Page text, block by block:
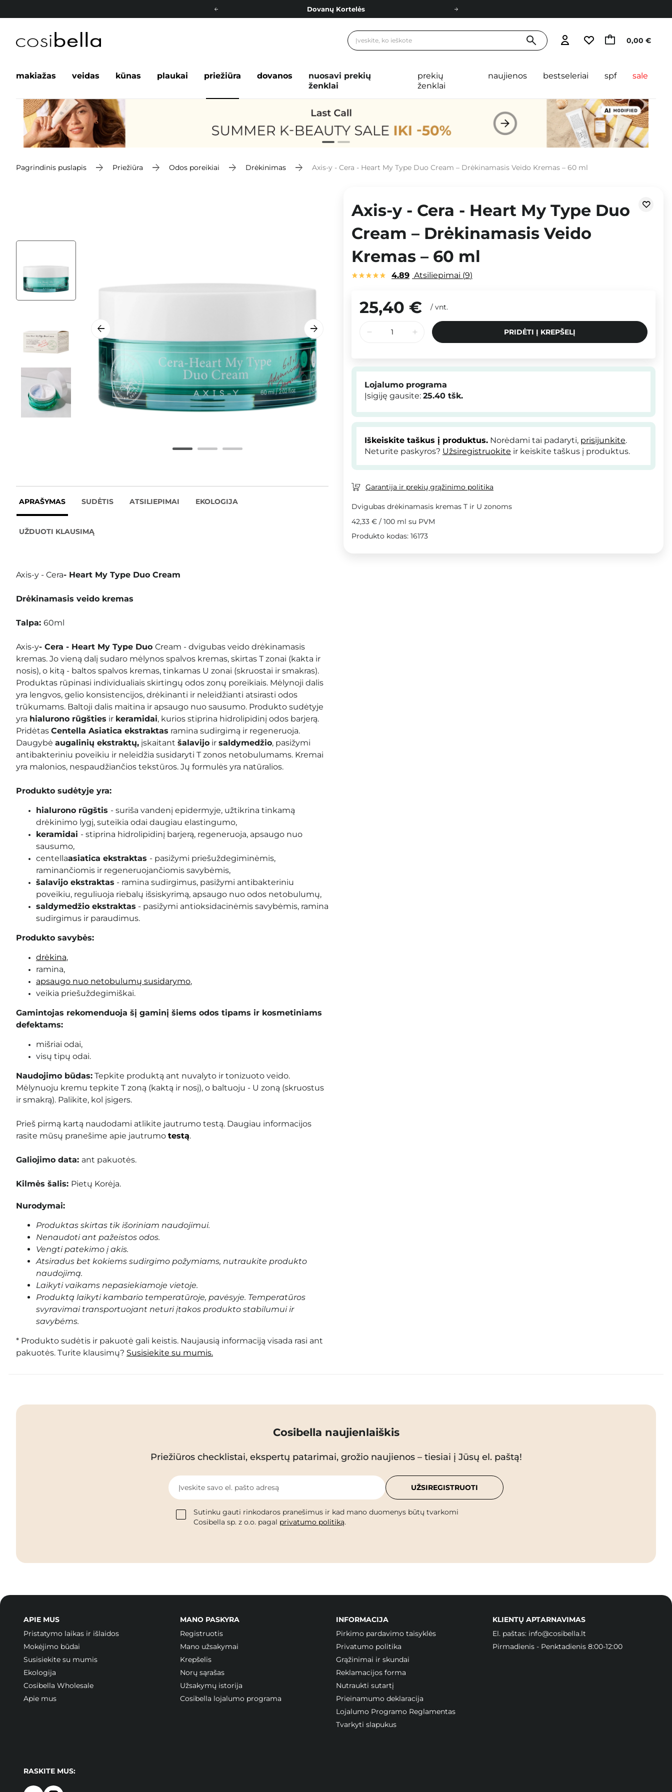
Dovanų Kortelės
Nemokamas pristatymas nuo 40,00 € 0,00 €
makiažas veidas kūnas plaukai priežiūra dovanos
nuosavi prekių
ženklai
prekių
ženklai
naujienos bestseleriai spf sale
Pagrindinis puslapis Priežiūra Odos poreikiai Drėkinimas Axis-y - Cera - Heart My Type Duo Cream – Drėkinamasis Veido Kremas – 60 ml
APRAŠYMAS SUDĖTIS ATSILIEPIMAI EKOLOGIJA
UŽDUOTI KLAUSIMĄ
Axis-y - Cera- Heart My Type Duo Cream
Drėkinamasis veido kremas
Talpa: 60ml
Axis-y- Cera - Heart My Type Duo Cream - dvigubas veido drėkinamasis
kremas. Jo vieną dalį sudaro mėlynos spalvos kremas, skirtas T zonai (kakta ir
nosis), o kitą - baltos spalvos kremas, tinkamas U zonai (skruostai ir smakras).
Produktas rūpinasi individualiais skirtingų odos zonų poreikiais. Mėlynoji dalis
yra lengvos, gelio konsistencijos, drėkinanti ir neleidžianti atsirasti odos
trūkumams. Baltoji dalis maitina ir apsaugo nuo sausumo. Produkto sudėtyje
yra hialurono rūgšties ir keramidai, kurios stiprina hidrolipidinį odos barjerą.
Pridėtas Centella Asiatica ekstraktas ramina sudirgimą ir regeneruoja.
Daugybė augalinių ekstraktų, įskaitant šalavijo ir saldymedžio, pasižymi
antibakteriniu poveikiu ir neleidžia susidaryti T zonos netobulumams. Kremai
yra malonios, nespaudžiančios tekstūros. Jų formulės yra natūralios.
Produkto sudėtyje yra:
hialurono rūgštis - suriša vandenį epidermyje, užtikrina tinkamą
drėkinimo lygį, suteikia odai daugiau elastingumo,
keramidai - stiprina hidrolipidinį barjerą, regeneruoja, apsaugo nuo
sausumo,
centellaasiatica ekstraktas - pasižymi priešuždegiminėmis,
raminančiomis ir regeneruojančiomis savybėmis,
šalavijo ekstraktas - ramina sudirgimus, pasižymi antibakteriniu
poveikiu, reguliuoja riebalų išsiskyrimą, apsaugo nuo odos netobulumų,
saldymedžio ekstraktas - pasižymi antioksidacinėmis savybėmis, ramina
sudirgimus ir paraudimus.
Produkto savybės:
drėkina,
ramina,
apsaugo nuo netobulumų susidarymo,
veikia priešuždegimiškai.
Gamintojas rekomenduoja šį gaminį šiems odos tipams ir kosmetiniams
defektams:
mišriai odai,
visų tipų odai.
Naudojimo būdas: Tepkite produktą ant nuvalyto ir tonizuoto veido.
Mėlynuoju kremu tepkite T zoną (kaktą ir nosį), o baltuoju - U zoną (skruostus
ir smakrą). Palikite, kol įsigers.
Prieš pirmą kartą naudodami atlikite jautrumo testą. Daugiau informacijos
rasite mūsų pranešime apie jautrumo testą.
Galiojimo data: ant pakuotės.
Kilmės šalis: Pietų Korėja.
Nurodymai:
Produktas skirtas tik išoriniam naudojimui.
Nenaudoti ant pažeistos odos.
Vengti patekimo į akis.
Atsiradus bet kokiems sudirgimo požymiams, nutraukite produkto
naudojimą.
Laikyti vaikams nepasiekiamoje vietoje.
Produktą laikyti kambario temperatūroje, pavėsyje. Temperatūros
svyravimai transportuojant neturi įtakos produkto stabilumui ir
savybėms.
* Produkto sudėtis ir pakuotė gali keistis. Naujausią informaciją visada rasi ant
pakuotės. Turite klausimų? Susisiekite su mumis.
Axis-y - Cera - Heart My Type Duo
Cream – Drėkinamasis Veido
Kremas – 60 ml
4.89 Atsiliepimai 9
25,40 € / vnt.
PRIDĖTI Į KREPŠELĮ
Lojalumo programa
Įsigiję gausite: 25.40 tšk.
Iškeiskite taškus į produktus. Norėdami tai padaryti, prisijunkite.
Neturite paskyros? Užsiregistruokite ir keiskite taškus į produktus.
Garantija ir prekių grąžinimo politika
Dvigubas drėkinamasis kremas T ir U zonoms
42,33 € / 100 ml su PVM
Produkto kodas: 16173
Cosibella naujienlaiškis
Priežiūros checklistai, ekspertų patarimai, grožio naujienos – tiesiai į Jūsų el. paštą!
Įveskite savo el. pašto adresą
Sutinku gauti rinkodaros pranešimus ir kad mano duomenys būtų tvarkomi
Cosibella sp. z o.o. pagal privatumo politiką.
UŽSIREGISTRUOTI
APIE MUS
Pristatymo laikas ir išlaidos
Mokėjimo būdai
Susisiekite su mumis
Ekologija
Cosibella Wholesale
Apie mus
MANO PASKYRA
Registruotis
Mano užsakymai
Krepšelis
Norų sąrašas
Užsakymų istorija
Cosibella lojalumo programa
INFORMACIJA
Pirkimo pardavimo taisyklės
Privatumo politika
Grąžinimai ir skundai
Reklamacijos forma
Nutraukti sutartį
Prieinamumo deklaracija
Lojalumo Programo Reglamentas
Tvarkyti slapukus
KLIENTŲ APTARNAVIMAS
El. paštas: info@cosibella.lt
Pirmadienis - Penktadienis 8:00-12:00
RASKITE MUS: